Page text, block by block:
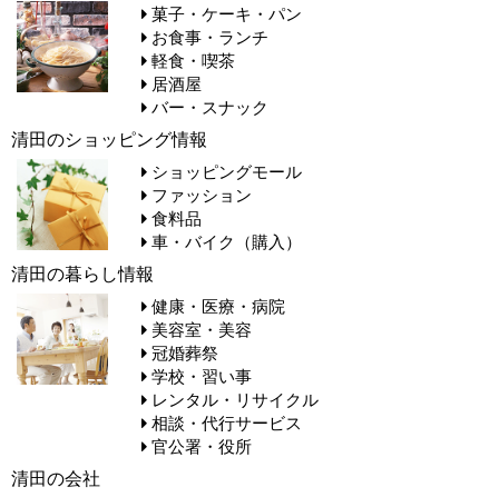
菓子・ケーキ・パン
お食事・ランチ
軽食・喫茶
居酒屋
バー・スナック
清田のショッピング情報
ショッピングモール
ファッション
食料品
車・バイク（購入）
清田の暮らし情報
健康・医療・病院
美容室・美容
冠婚葬祭
学校・習い事
レンタル・リサイクル
相談・代行サービス
官公署・役所
清田の会社